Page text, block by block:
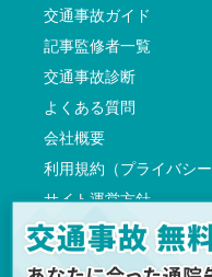
交通事故ガイド
記事監修者一覧
交通事故診断
よくある質問
会社概要
利用規約（プライバシ
サイト運営方針
反社会的勢力に対する